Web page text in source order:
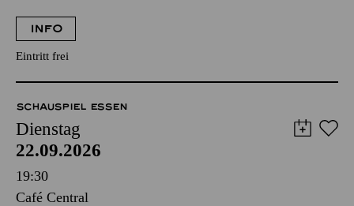
INFO
Eintritt frei
SCHAUSPIEL ESSEN
Dienstag
22.09.2026
19:30
Café Central